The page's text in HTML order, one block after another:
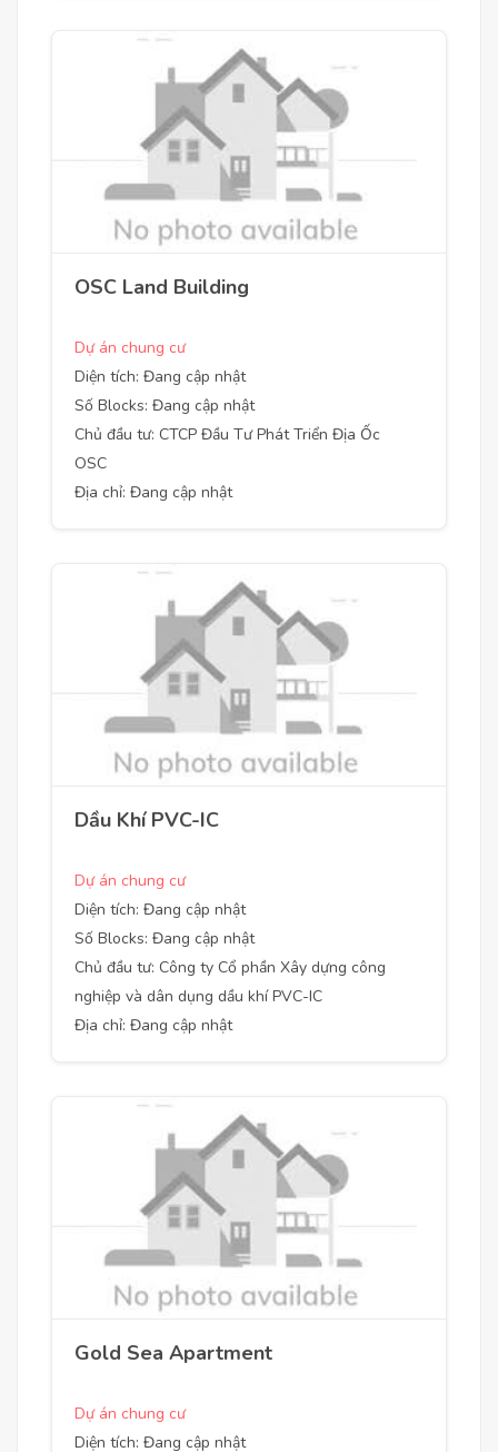
OSC Land Building
Dự án chung cư
Diện tích: Đang cập nhật
Số Blocks: Đang cập nhật
Chủ đầu tư: CTCP Đầu Tư Phát Triển Địa Ốc
OSC
Địa chỉ: Đang cập nhật
Dầu Khí PVC-IC
Dự án chung cư
Diện tích: Đang cập nhật
Số Blocks: Đang cập nhật
Chủ đầu tư: Công ty Cổ phần Xây dựng công
nghiệp và dân dụng dầu khí PVC-IC
Địa chỉ: Đang cập nhật
Gold Sea Apartment
Dự án chung cư
Diện tích: Đang cập nhật